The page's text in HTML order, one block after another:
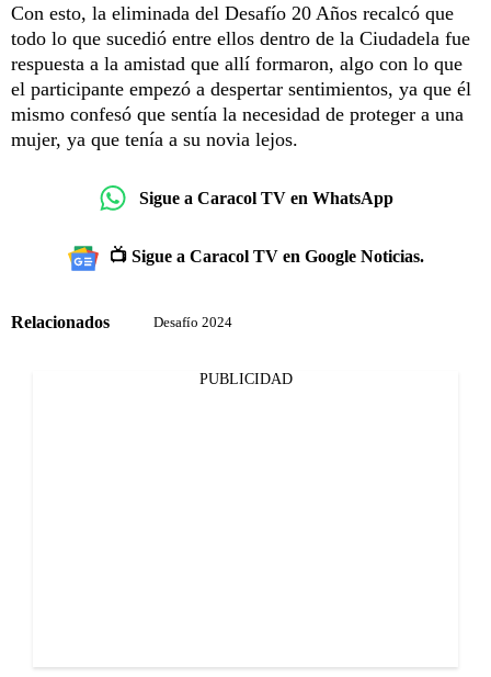
Con esto, la eliminada del Desafío 20 Años recalcó que
todo lo que sucedió entre ellos dentro de la Ciudadela fue
respuesta a la amistad que allí formaron, algo con lo que
el participante empezó a despertar sentimientos, ya que él
mismo confesó que sentía la necesidad de proteger a una
mujer, ya que tenía a su novia lejos.
Sigue a Caracol TV en WhatsApp
📺 Sigue a Caracol TV en Google Noticias.
Relacionados Desafío 2024
PUBLICIDAD